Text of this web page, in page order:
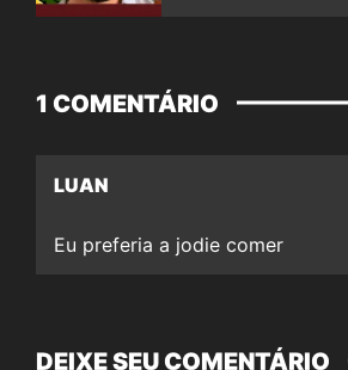
1 COMENTÁRIO
LUAN
Eu preferia a jodie comer
DEIXE SEU COMENTÁRIO